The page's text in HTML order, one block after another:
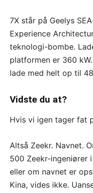
7X står på Geelys
Experience
teknologi-bombe.
platformen er 360
lade med helt op til
Vidste du at?
Hvis vi igen tager fat
Altså Zeekr. Navnet.
500 Zeekr-ingeniører
eller om navnet er
Kina, vides ikke.